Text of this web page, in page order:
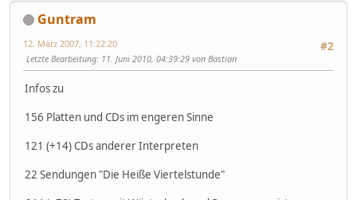
Guntram
#2
12. März 2007, 11:22:20
Letzte Bearbeitung: 11. Juni 2010, 04:39:29 von Bastian
Infos zu
156 Platten und CDs im engeren Sinne
121 (+14) CDs anderer Interpreten
22 Sendungen "Die Heiße Viertelstunde"